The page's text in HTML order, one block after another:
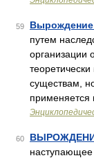
59 Вырождение
путем
организации
существам,
применяется
60
наступающее